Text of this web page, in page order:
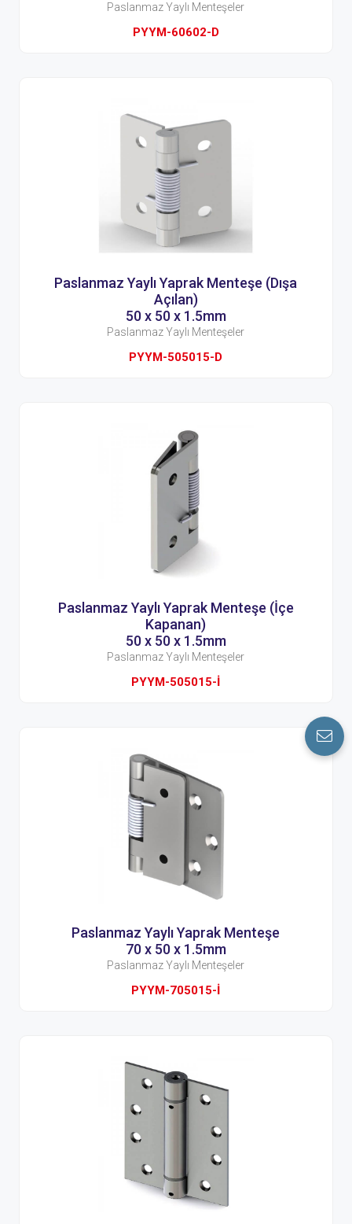
Paslanmaz Yaylı Menteşeler
PYYM-60602-D
Paslanmaz Yaylı Yaprak Menteşe (Dışa
Açılan)
50 x 50 x 1.5mm
Paslanmaz Yaylı Menteşeler
PYYM-505015-D
Paslanmaz Yaylı Yaprak Menteşe (İçe
Kapanan)
50 x 50 x 1.5mm
Paslanmaz Yaylı Menteşeler
PYYM-505015-İ
Paslanmaz Yaylı Yaprak Menteşe
70 x 50 x 1.5mm
Paslanmaz Yaylı Menteşeler
PYYM-705015-İ